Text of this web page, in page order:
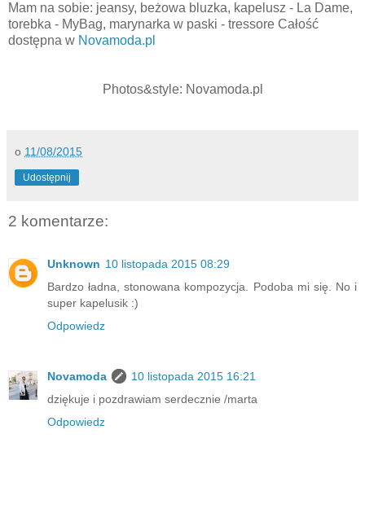
Mam na sobie: jeansy, beżowa bluzka, kapelusz - La Dame,
torebka - MyBag, marynarka w paski - tressore Całość
dostępna w Novamoda.pl
Photos&style: Novamoda.pl
o 11/08/2015
Udostępnij
2 komentarze:
Unknown 10 listopada 2015 08:29
Bardzo ładna, stonowana kompozycja. Podoba mi się. No i
super kapelusik :)
Odpowiedz
Novamoda
10 listopada 2015 16:21
dziękuje i pozdrawiam serdecznie /marta
Odpowiedz